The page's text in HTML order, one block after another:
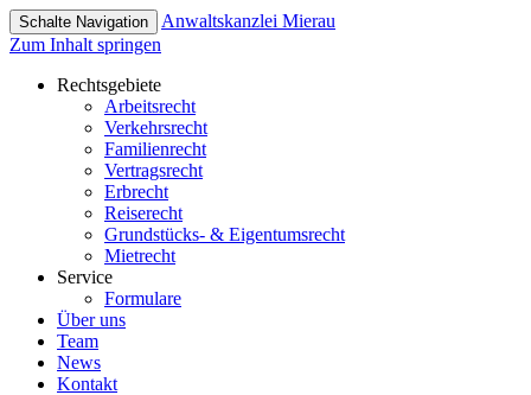
Schalte Navigation Anwaltskanzlei Mierau
Zum Inhalt springen
Rechtsgebiete
Arbeitsrecht
Verkehrsrecht
Familienrecht
Vertragsrecht
Erbrecht
Reiserecht
Grundstücks- & Eigentumsrecht
Mietrecht
Service
Formulare
Über uns
Team
News
Kontakt